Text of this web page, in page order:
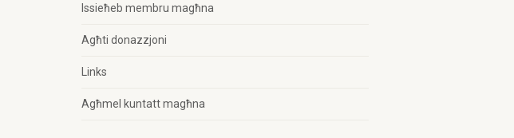
Issieħeb membru magħna
Agħti donazzjoni
Links
Agħmel kuntatt magħna